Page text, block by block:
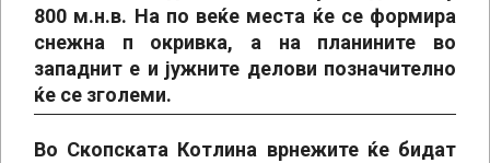
800 м.н.в. На по веќе места ќе се формира
снежна п окривка, а на планините во
западнит е и јужните делови позначително
ќе се зголеми.
Во Скопската Котлина врнежите ќе бидат